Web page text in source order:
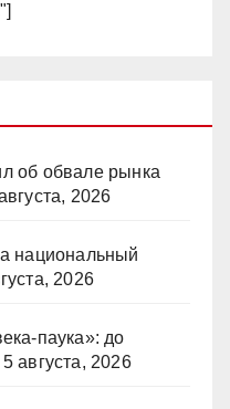
об обвале рынка
2026
национальный
2026
паука»: до
5 августа, 2026